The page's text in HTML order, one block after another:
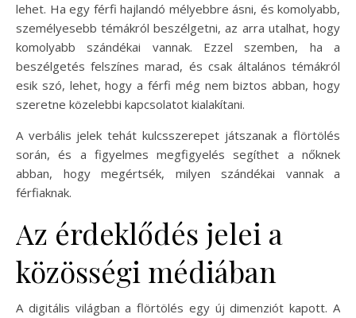
lehet. Ha egy férfi hajlandó mélyebbre ásni, és komolyabb,
személyesebb témákról beszélgetni, az arra utalhat, hogy
komolyabb szándékai vannak. Ezzel szemben, ha a
beszélgetés felszínes marad, és csak általános témákról
esik szó, lehet, hogy a férfi még nem biztos abban, hogy
szeretne közelebbi kapcsolatot kialakítani.
A verbális jelek tehát kulcsszerepet játszanak a flörtölés
során, és a figyelmes megfigyelés segíthet a nőknek
abban, hogy megértsék, milyen szándékai vannak a
férfiaknak.
Az érdeklődés jelei a
közösségi médiában
A digitális világban a flörtölés egy új dimenziót kapott. A